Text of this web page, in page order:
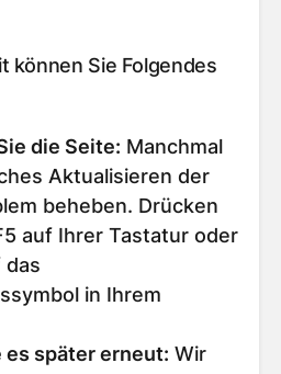
können Sie Folgendes
die Seite: Manchmal
Aktualisieren der
beheben. Drücken
auf Ihrer Tastatur oder
das
in Ihrem
es später erneut: Wir